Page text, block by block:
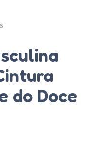
do Doce